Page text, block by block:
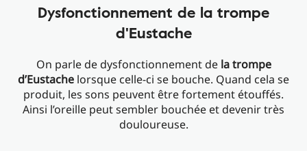
Dysfonctionnement de la trompe
d'Eustache
On parle de dysfonctionnement de la trompe
d’Eustache lorsque celle-ci se bouche. Quand cela se
produit, les sons peuvent être fortement étouffés.
Ainsi l’oreille peut sembler bouchée et devenir très
douloureuse.